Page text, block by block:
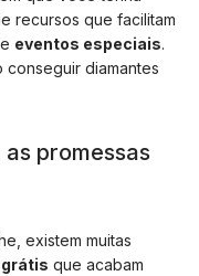
recursos que facilitam
eventos especiais.
diamantes
promessas
existem muitas
que acabam